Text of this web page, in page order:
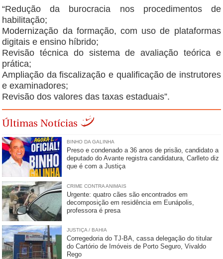
“Redução da burocracia nos procedimentos de
habilitação;
Modernização da formação, com uso de plataformas
digitais e ensino híbrido;
Revisão técnica do sistema de avaliação teórica e
prática;
Ampliação da fiscalização e qualificação de instrutores
e examinadores;
Revisão dos valores das taxas estaduais”.
Últimas Notícias
BINHO DA GALINHA
Preso e condenado a 36 anos de prisão, candidato a
deputado do Avante registra candidatura, Carlleto diz
que é com a Justiça
CRIME CONTRA ANIMAIS
Urgente: quatro cães são encontrados em
decomposição em residência em Eunápolis,
professora é presa
JUSTIÇA / BAHIA
Corregedoria do TJ-BA, cassa delegação do titular
do Cartório de Imóveis de Porto Seguro, Vivaldo
Rego